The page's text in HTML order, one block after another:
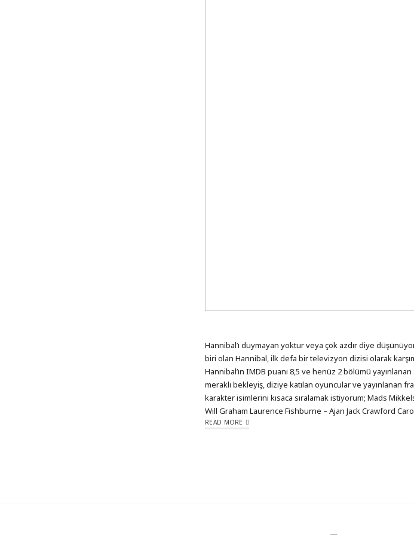
Hannibal’ı duymayan yoktur veya çok azdır diye
biri olan Hannibal, ilk defa bir televizyon dizisi olarak
Hannibal’ın IMDB puanı 8,5 ve henüz 2 bölümü
meraklı bekleyiş, diziye katılan oyuncular ve yayınlanan
karakter isimlerini kısaca sıralamak istiyorum; Mads
Will Graham Laurence Fishburne – Ajan Jack Crawford
READ MORE